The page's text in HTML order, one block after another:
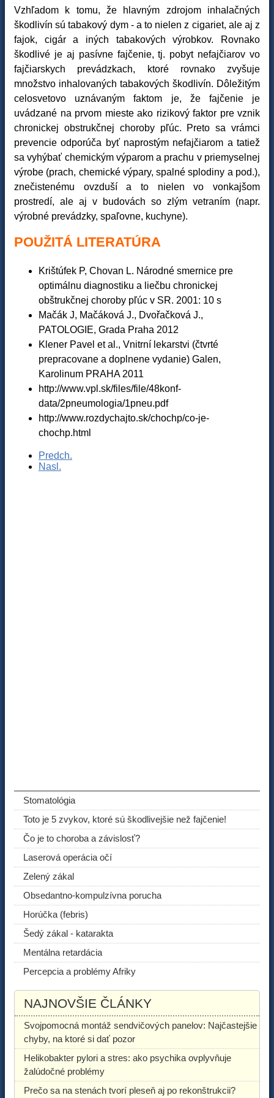
Vzhľadom k tomu, že hlavným zdrojom inhalačných
škodlivín sú tabakový dym - a to nielen z cigariet, ale aj z
fajok, cigár a iných tabakových výrobkov. Rovnako
škodlivé je aj pasívne fajčenie, tj. pobyt nefajčiarov vo
fajčiarskych prevádzkach, ktoré rovnako zvyšuje
množstvo inhalovaných tabakových škodlivín. Dôležitým
celosvetovo uznávaným faktom je, že fajčenie je
uvádzané na prvom mieste ako rizikový faktor pre vznik
chronickej obstrukčnej choroby pľúc. Preto sa vrámci
prevencie odporúča byť naprostým nefajčiarom a tatiež
sa vyhýbať chemickým výparom a prachu v priemyselnej
výrobe (prach, chemické výpary, spalné splodiny a pod.),
znečistenému ovzduší a to nielen vo vonkajšom
prostredí, ale aj v budovách so zlým vetraním (napr.
výrobné prevádzky, spaľovne, kuchyne).
POUŽITÁ LITERATÚRA
Krištúfek P, Chovan L. Národné smernice pre
optimálnu diagnostiku a liečbu chronickej
obštrukčnej choroby pľúc v SR. 2001: 10 s
Mačák J, Mačáková J., Dvořačková J.,
PATOLOGIE, Grada Praha 2012
Klener Pavel et al., Vnitrní lekarstvi (čtvrté
prepracovane a doplnene vydanie) Galen,
Karolinum PRAHA 2011
http://www.vpl.sk/files/file/48konf-
data/2pneumologia/1pneu.pdf
http://www.rozdychajto.sk/chochp/co-je-
chochp.html
Predch.
Nasl.
Stomatológia
Toto je 5 zvykov, ktoré sú škodlivejšie než fajčenie!
Čo je to choroba a závislosť?
Laserová operácia očí
Zelený zákal
Obsedantno-kompulzívna porucha
Horúčka (febris)
Šedý zákal - katarakta
Mentálna retardácia
Percepcia a problémy Afriky
NAJNOVŠIE ČLÁNKY
Svojpomocná montáž sendvičových panelov: Najčastejšie
chyby, na ktoré si dať pozor
Helikobakter pylori a stres: ako psychika ovplyvňuje
žalúdočné problémy
Prečo sa na stenách tvorí pleseň aj po rekonštrukcii?